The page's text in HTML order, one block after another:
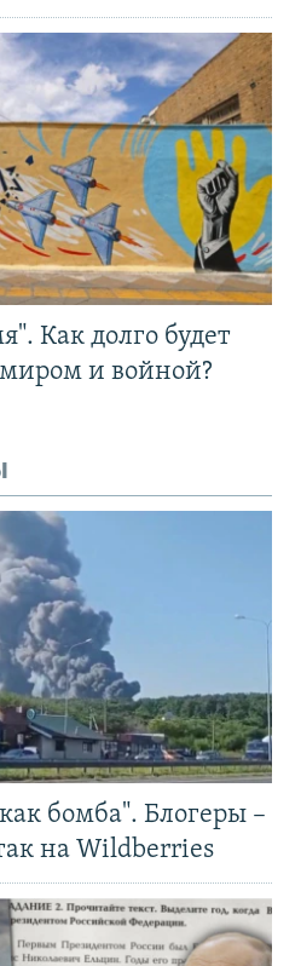
Как долго будет
и войной?
бомба". Блогеры –
на Wildberries